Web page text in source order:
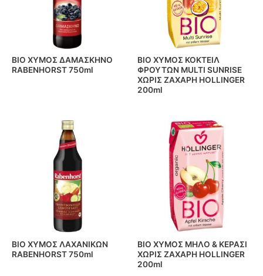
BIO ΧΥΜΟΣ ΔΑΜΑΣΚΗΝΟ
RABENHORST 750ml
BIO ΧΥΜΟΣ ΚΟΚΤΕΙΛ
ΦΡΟΥΤΩΝ MULTI SUNRISE
ΧΩΡΙΣ ΖΑΧΑΡΗ HOLLINGER
200ml
BIO ΧΥΜΟΣ ΛΑΧΑΝΙΚΩΝ
RABENHORST 750ml
BIO ΧΥΜΟΣ ΜΗΛΟ & ΚΕΡΑΣΙ
ΧΩΡΙΣ ΖΑΧΑΡΗ HOLLINGER
200ml